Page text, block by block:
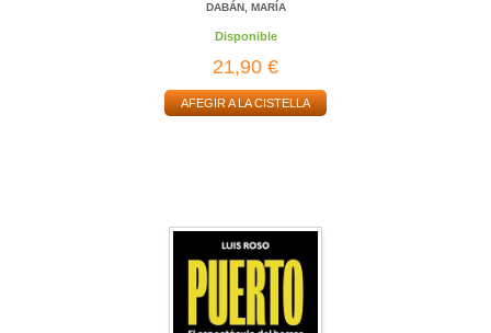
DABÁN, MARÍA
Disponible
21,90 €
AFEGIR A LA CISTELLA